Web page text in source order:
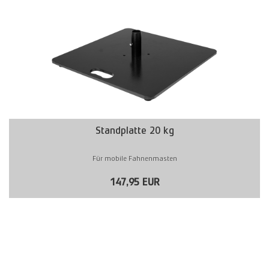
Standplatte 20 kg
Für mobile Fahnenmasten
147,95 EUR